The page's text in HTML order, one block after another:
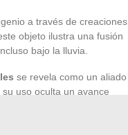
a través de creaciones
objeto ilustra una fusión
bajo la lluvia.
se revela como un aliado
uso oculta un avance